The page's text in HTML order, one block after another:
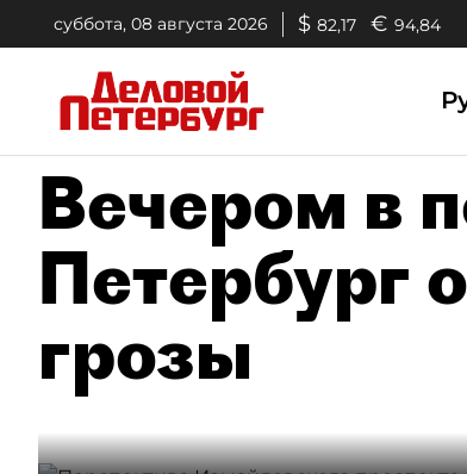
суббота, 08 августа 2026 $ 82,17 € 94,84
Вечером в
Петербург
грозы